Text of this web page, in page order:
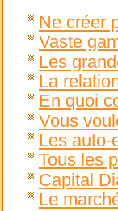
Ne créer
Vaste
Les
La
En quoi
Vous
Les auto-
Tous les
Capital
Le